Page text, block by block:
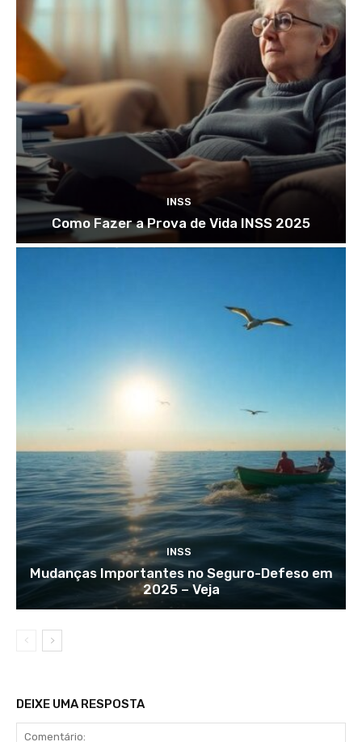
INSS
Como Fazer a Prova de Vida INSS 2025
INSS
Mudanças Importantes no Seguro-Defeso em
2025 – Veja
DEIXE UMA RESPOSTA